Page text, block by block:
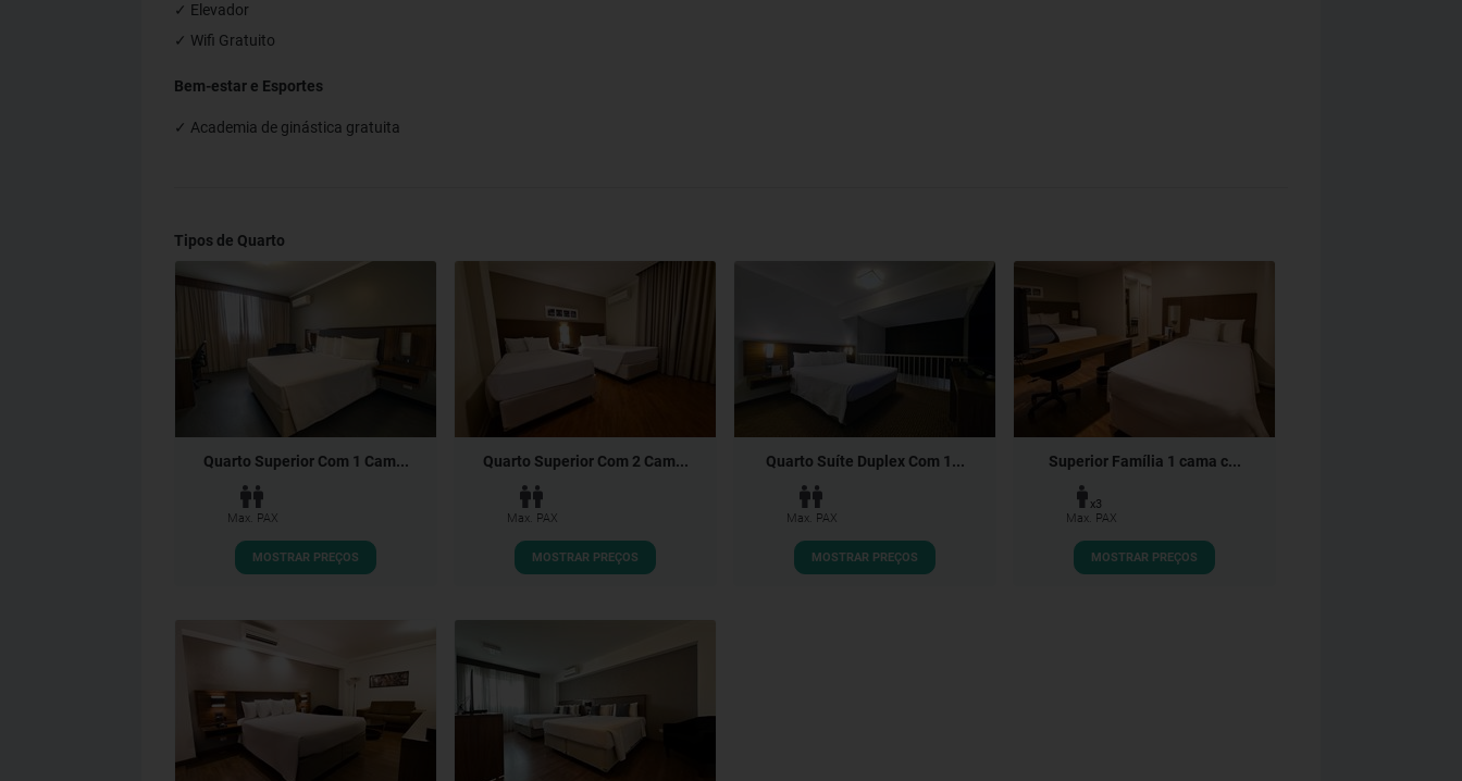
✓ Elevador
✓ Wifi Gratuito
Bem-estar e Esportes
✓ Academia de ginástica gratuita
Tipos de Quarto
Quarto Superior Com 1 Cam...
Max. PAX
MOSTRAR PREÇOS
Quarto Superior Com 2 Cam...
Max. PAX
MOSTRAR PREÇOS
Quarto Suíte Duplex Com 1...
Max. PAX
MOSTRAR PREÇOS
Superior Família 1 cama c...
x3
Max. PAX
MOSTRAR PREÇOS